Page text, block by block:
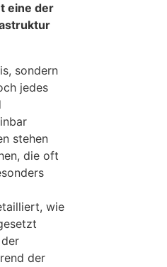
eine der
sondern
jedes
stehen
die oft
wie
der